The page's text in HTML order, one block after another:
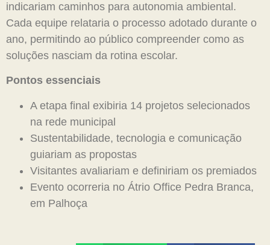
indicariam caminhos para autonomia ambiental.
Cada equipe relataria o processo adotado durante o
ano, permitindo ao público compreender como as
soluções nasciam da rotina escolar.
Pontos essenciais
A etapa final exibiria 14 projetos selecionados
na rede municipal
Sustentabilidade, tecnologia e comunicação
guiariam as propostas
Visitantes avaliariam e definiriam os premiados
Evento ocorreria no Átrio Office Pedra Branca,
em Palhoça